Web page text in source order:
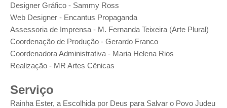
Designer Gráfico - Sammy Ross
Web Designer - Encantus Propaganda
Assessoria de Imprensa - M. Fernanda Teixeira (Arte Plural)
Coordenação de Produção - Gerardo Franco
Coordenadora Administrativa - Maria Helena Rios
Realização - MR Artes Cênicas
Serviço
Rainha Ester, a Escolhida por Deus para Salvar o Povo Judeu